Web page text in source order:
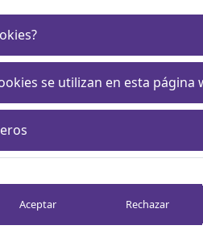
de Aragón
se utilizan en esta página